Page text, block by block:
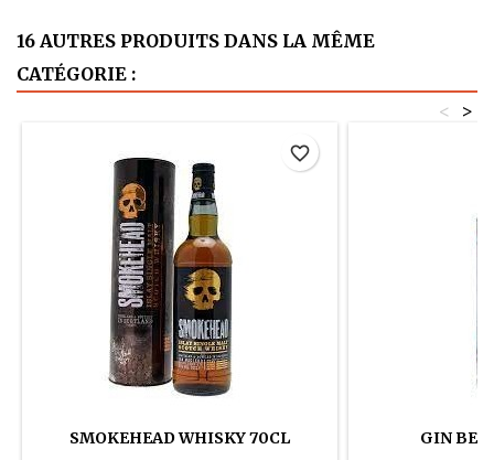
16 AUTRES PRODUITS DANS LA MÊME
CATÉGORIE :
>
<
SMOKEHEAD WHISKY 70CL
favorite_border
GIN